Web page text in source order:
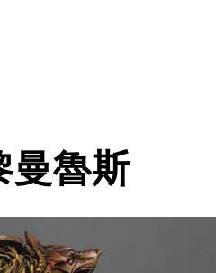
曼魯斯